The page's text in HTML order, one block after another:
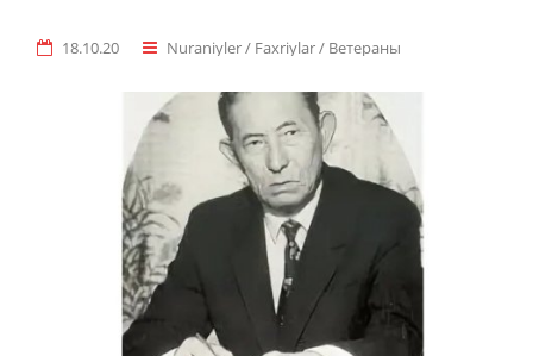
18.10.20 Nuraniyler / Faxriylar / Ветераны